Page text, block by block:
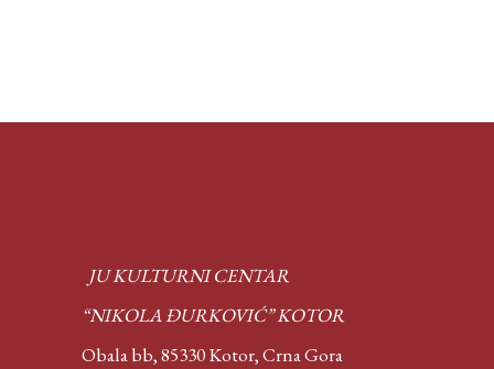
JU KULTURNI CENTAR
“NIKOLA ĐURKOVIĆ” KOTOR
Obala bb, 85330 Kotor,Crna Gora